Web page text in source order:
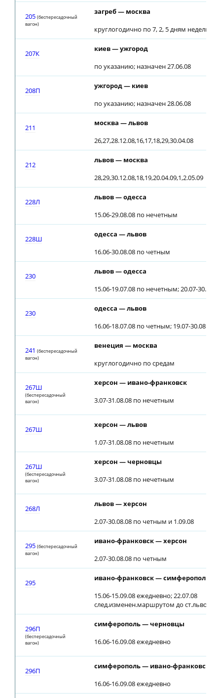
205 (беспересадочный
вагон)
загреб — москва
круглогодично по 7, 2, 5 дням недели
207К
киев — ужгород
по указанию; назначен 27.06.08
208П
ужгород — киев
по указанию; назначен 28.06.08
211
москва — львов
26,27,28.12.08,16,17,18,29,30.04.08
212
львов — москва
28,29,30.12.08,18,19,20.04.09,1,2.05.09
228Л
львов — одесса
15.06-29.08.08 по нечетным
228Ш
одесса — львов
16.06-30.08.08 по четным
230
львов — одесса
15.06-19.07.08 по нечетным; 20.07-
230
одесса — львов
16.06-18.07.08 по четным; 19.07-30.08.08
241 (беспересадочный
вагон)
венеция — москва
круглогодично по средам
267Ш
(беспересадочный
вагон)
херсон — ивано-франковск
3.07-31.08.08 по нечетным
267Ш
херсон — львов
1.07-31.08.08 по нечетным
267Ш
(беспересадочный
вагон)
херсон — черновцы
3.07-31.08.08 по нечетным
268Л
львов — херсон
2.07-30.08.08 по четным и 1.09.08
295 (беспересадочный
вагон)
ивано-франковск — херсон
2.07-30.08.08 по четным
295
ивано-франковск — симферополь
15.06-15.09.08 ежедневно; 22.07.08
след.изменен.маршрутом до ст.львов,
296П
(беспересадочный
вагон)
симферополь — черновцы
16.06-16.09.08 ежедневно
296П
симферополь — ивано-франковск
16.06-16.09.08 ежедневно